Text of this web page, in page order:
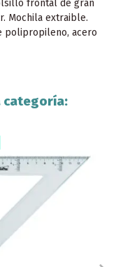
frontal de gran
Mochila extraible.
polipropileno, acero
categoría: